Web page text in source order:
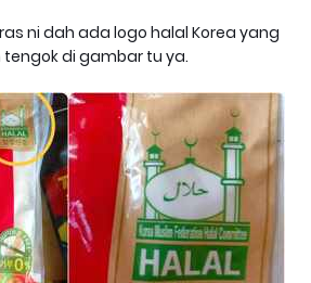
ni dah ada logo halal Korea yang
tengok di gambar tu ya.